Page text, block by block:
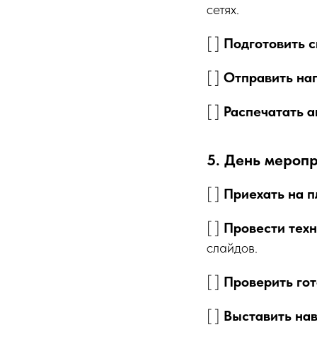
сетях.
[ ] Подготовить
[ ] Отправить
[ ] Распечатать
5. День
[ ] Приехать на
[ ] Провести
слайдов.
[ ] Проверить
[ ] Выставить